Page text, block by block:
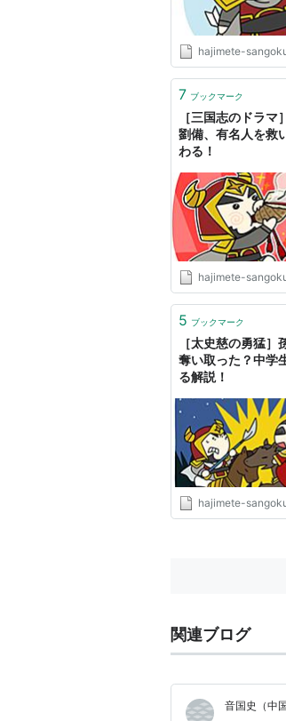
hajimete-
7 ブックマーク
［三国志のドラマ
劉備、有名人を救
わる！
hajimete-
5 ブックマーク
［太史慈の勇猛］
奪い取った？中学
る解説！
hajimete-
関連ブログ
音国史（中